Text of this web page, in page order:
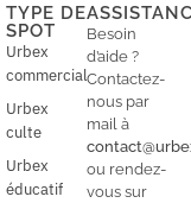
TYPE DE
SPOT
Urbex
commercial
Urbex
culte
Urbex
éducatif
Besoin
d’aide ?
Contactez-
nous par
mail à
ou rendez-
vous sur